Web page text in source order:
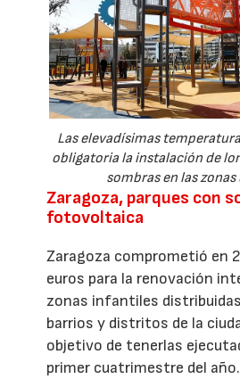
Las elevadísimas
obligatoria la instalación de
sombras en las zonas
Zaragoza, parques con
fotovoltaica
Zaragoza comprometió en
euros para la renovación
zonas infantiles
barrios y distritos de la
objetivo de tenerlas
primer cuatrimestre del año.